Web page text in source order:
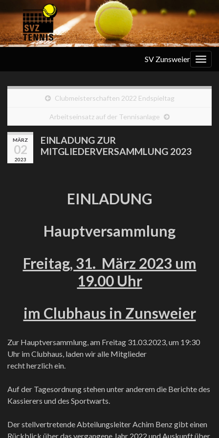
SV Zunsweier
Clubmeisterschaften 2022 Endspieltag
Arbeitseinsatz auf der Tennisanlage
MÄRZ
02
2023
EINLADUNG ZUR
MITGLIEDERVERSAMMLUNG 2023
EINLADUNG
Hauptversammlung
Freitag, 31. März 2023 um
19.00 Uhr
im Clubhaus in Zunsweier
Zur Hauptversammlung, am Freitag 31.03.2023, um 19:30
Uhr im Clubhaus, laden wir alle Mitglieder
recht herzlich ein.
Auf der Tagesordnung stehen unter anderem die Berichte des
Kassierers und des Sportwarts.
Der stellvertretende Abteilungsleiter Achim Benz gibt einen
Rückblick über das vergangene Jahr 2022 und Auskunft über